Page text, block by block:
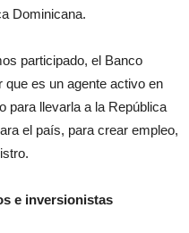
Dominicana.
participado, el Banco
que es un agente activo en
para llevarla a la República
el país, para crear empleo,
e inversionistas